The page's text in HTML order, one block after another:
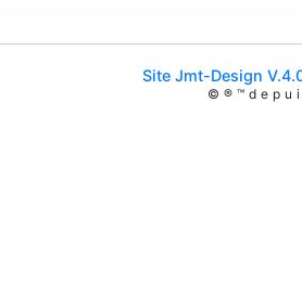
Site Jmt-Design